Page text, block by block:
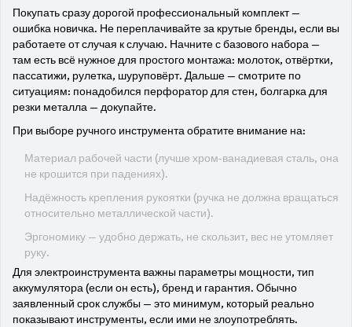
Покупать сразу дорогой профессиональный комплект —
ошибка новичка. Не переплачивайте за крутые бренды, если вы
работаете от случая к случаю. Начните с базового набора —
там есть всё нужное для простого монтажа: молоток, отвёртки,
пассатижи, рулетка, шуруповёрт. Дальше — смотрите по
ситуациям: понадобился перфоратор для стен, болгарка для
резки металла — докупайте.
При выборе ручного инструмента обратите внимание на:
Материал рабочей части (лучше хром-ванадиевая сталь, она
не крошится при падениях).
Надёжность крепления рукоятки (ручка не должна вращаться
относительно металлической части).
Эргономику — удобно держать, не скользит, вес не утомляет
руку.
Для электроинструмента важны параметры мощности, тип
аккумулятора (если он есть), бренд и гарантия. Обычно
заявленный срок службы — это минимум, который реально
показывают инструменты, если ими не злоупотреблять.